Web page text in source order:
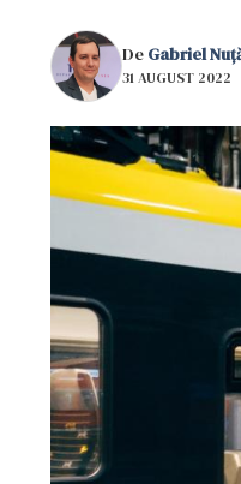
De Gabriel
31 AUGUST 2022